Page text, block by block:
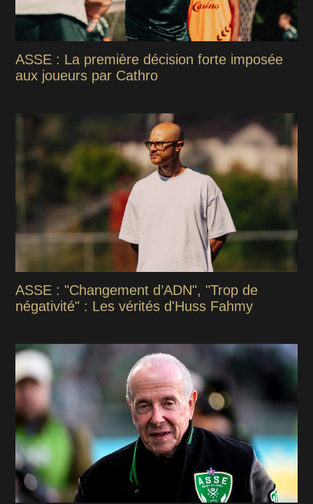
ASSE : La première décision forte imposée
aux joueurs par Cathro
ASSE : "Changement d’ADN", "Trop de
négativité" : Les vérités d'Huss Fahmy